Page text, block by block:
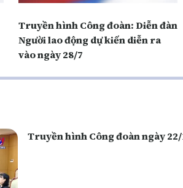
Truyền hình Công đoàn: Diễn đàn
Người lao động dự kiến diễn ra
vào ngày 28/7
Truyền hình Công đoàn ngày